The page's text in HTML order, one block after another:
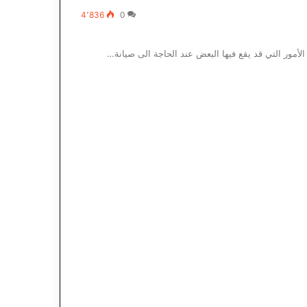
0 4٬836
التي قد يقع فيها البعض عند الحاجة الى صيانة…